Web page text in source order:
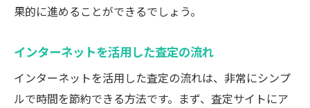
果的に進めることができるでしょう。
インターネットを活用した査定の流れ
インターネットを活用した査定の流れは、非常にシンプ
ルで時間を節約できる方法です。まず、査定サイトにア